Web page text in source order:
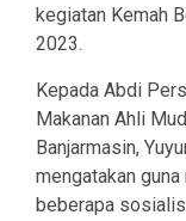
kegiatan Kemah
2023.
Kepada Abdi
Makanan Ahli
Banjarmasin,
mengatakan
beberapa